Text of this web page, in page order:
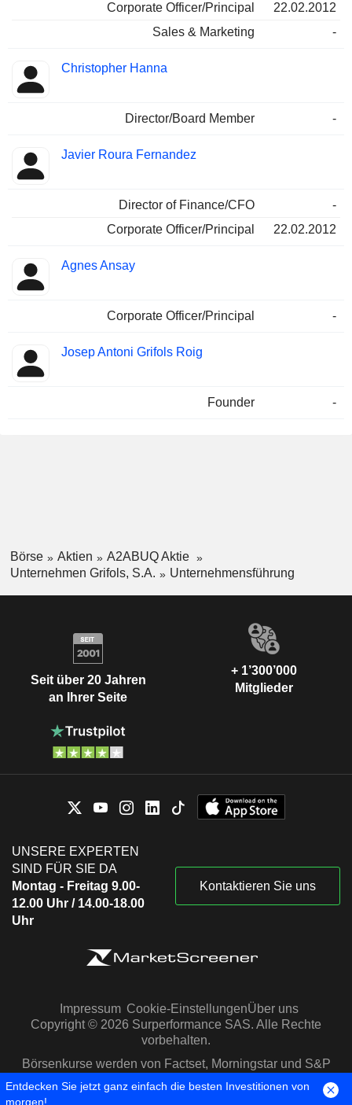
Corporate Officer/Principal
22.02.2012
Sales & Marketing
-
Christopher Hanna
Director/Board Member -
Javier Roura Fernandez
Director of Finance/CFO
-
Corporate Officer/Principal
22.02.2012
Agnes Ansay
Corporate Officer/Principal -
Josep Antoni Grifols Roig
Founder -
Börse Aktien
A2ABUQ Aktie
Unternehmen Grifols, S.A.
Unternehmensführung
Seit über 20 Jahren
an Ihrer Seite
+ 1’300’000
Mitglieder
UNSERE EXPERTEN
SIND FÜR SIE DA
Montag - Freitag 9.00-
12.00 Uhr / 14.00-18.00
Uhr
Kontaktieren Sie uns
Impressum Cookie-EinstellungenÜber uns
Copyright © 2026 Surperformance SAS. Alle Rechte
vorbehalten.
Börsenkurse werden von Factset, Morningstar und S&P
Capital IQ zur Verfügung gestellt
Entdecken Sie jetzt ganz einfach die besten Investitionen von
morgen!